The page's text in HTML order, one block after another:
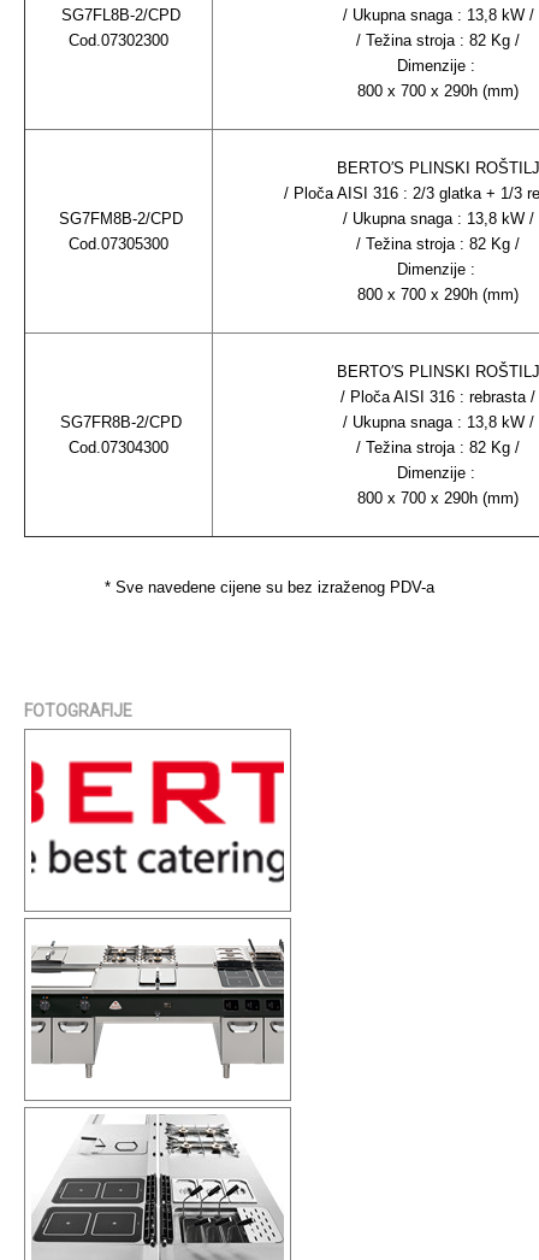
SG7FL8B-2/CPD
Cod.07302300
/ Ukupna snaga : 13,8 kW /
/ Težina stroja : 82 Kg /
Dimenzije :
800 x 700 x 290h (mm)
SG7FM8B-2/CPD
Cod.07305300
BERTO′S PLINSKI ROŠTILJ
/ Ploča AISI 316 : 2/3 glatka + 1/3
/ Ukupna snaga : 13,8 kW /
/ Težina stroja : 82 Kg /
Dimenzije :
800 x 700 x 290h (mm)
SG7FR8B-2/CPD
Cod.07304300
BERTO′S PLINSKI ROŠTILJ
/ Ploča AISI 316 : rebrasta /
/ Ukupna snaga : 13,8 kW /
/ Težina stroja : 82 Kg /
Dimenzije :
800 x 700 x 290h (mm)
* Sve navedene cijene su bez izraženog PDV-a
FOTOGRAFIJE